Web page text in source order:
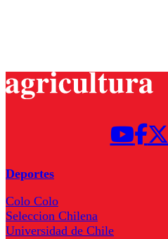
Deportes
Colo Colo
Seleccion Chilena
Universidad de Chile